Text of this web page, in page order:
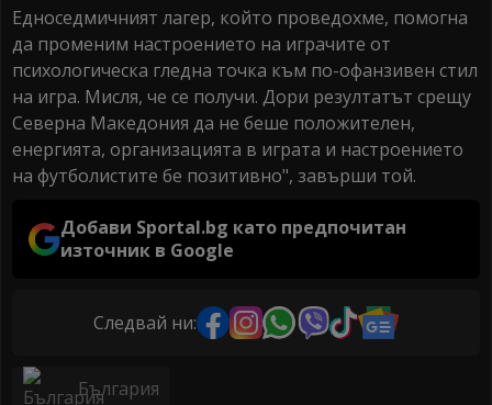
Едноседмичният лагер, който проведохме, помогна
да променим настроението на играчите от
психологическа гледна точка към по-офанзивен стил
на игра. Мисля, че се получи. Дори резултатът срещу
Северна Македония да не беше положителен,
енергията, организацията в играта и настроението
на футболистите бе позитивно", завърши той.
Добави Sportal.bg като предпочитан
източник в Google
Следвай ни:
България